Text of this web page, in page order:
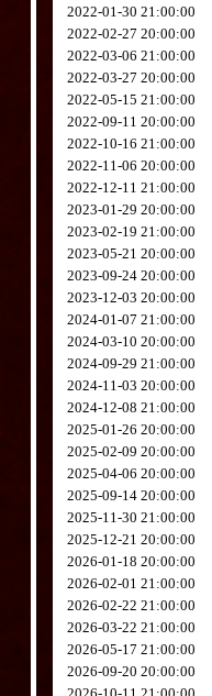
2022-01-30 21:00:00
2022-02-27 20:00:00
2022-03-06 21:00:00
2022-03-27 20:00:00
2022-05-15 21:00:00
2022-09-11 20:00:00
2022-10-16 21:00:00
2022-11-06 20:00:00
2022-12-11 21:00:00
2023-01-29 20:00:00
2023-02-19 21:00:00
2023-05-21 20:00:00
2023-09-24 20:00:00
2023-12-03 20:00:00
2024-01-07 21:00:00
2024-03-10 20:00:00
2024-09-29 21:00:00
2024-11-03 20:00:00
2024-12-08 21:00:00
2025-01-26 20:00:00
2025-02-09 20:00:00
2025-04-06 20:00:00
2025-09-14 20:00:00
2025-11-30 21:00:00
2025-12-21 20:00:00
2026-01-18 20:00:00
2026-02-01 21:00:00
2026-02-22 21:00:00
2026-03-22 21:00:00
2026-05-17 21:00:00
2026-09-20 20:00:00